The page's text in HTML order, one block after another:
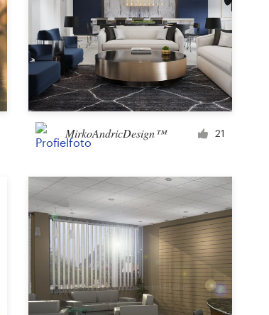
MirkoAndricDesign™ 21